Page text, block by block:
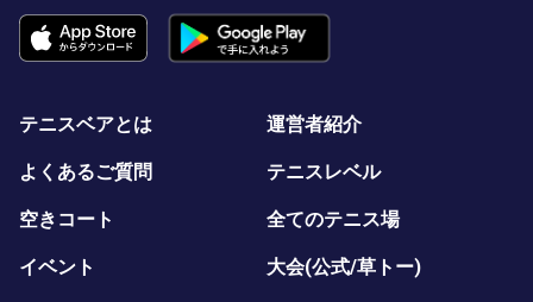
テニスベアとは 運営者紹介
よくあるご質問 テニスレベル
空きコート 全てのテニス場
イベント 大会(公式/草トー)